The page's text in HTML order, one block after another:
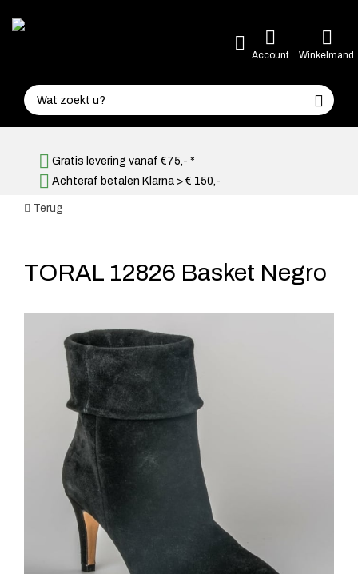
Account Winkelmand
Gratis levering vanaf €75,- *
Achteraf betalen Klarna > € 150,-
Terug
TORAL 12826 Basket Negro